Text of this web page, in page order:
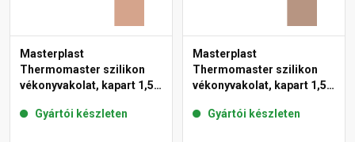
Masterplast
Thermomaster szilikon
vékonyvakolat, kapart 1,5
Gyártói készleten
Masterplast
Thermomaster szilikon
vékonyvakolat, kapart 1,5
Gyártói készleten